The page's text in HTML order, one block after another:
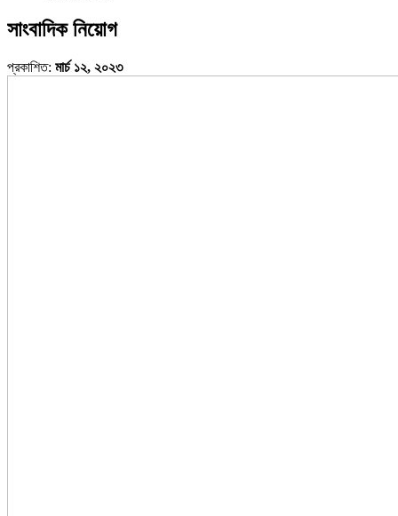
সাংবাদিক নিয়োগ
প্রকাশিত: মার্চ ১২, ২০২৩